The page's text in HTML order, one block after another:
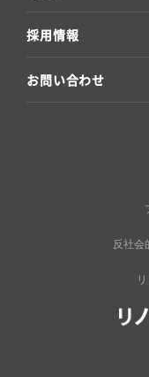
採用情報
お問い合わせ
反社会